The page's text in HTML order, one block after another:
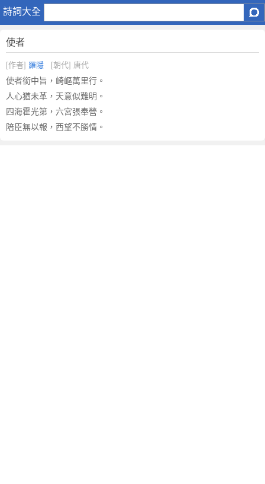
詩詞大全
使
文
注
釋
譯
文
使
使者
[作者] 羅隱 [朝代] 唐代
使者銜中旨，崎嶇萬里行。
人心猶未革，天意似難明。
四海霍光第，六宮張奉營。
陪臣無以報，西望不勝情。